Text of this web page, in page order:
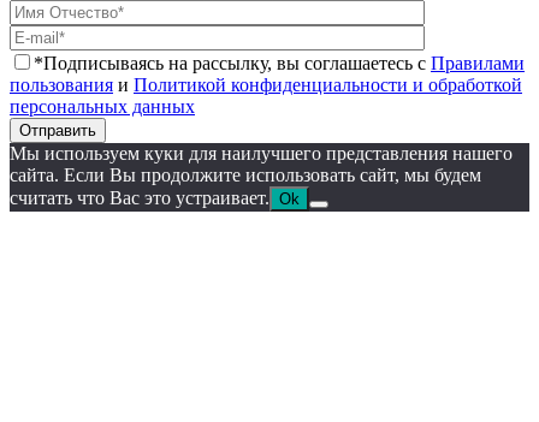
*Подписываясь на рассылку, вы соглашаетесь с Правилами
пользования и Политикой конфиденциальности и обработкой
персональных данных
Отправить
Мы используем куки для наилучшего представления нашего
сайта. Если Вы продолжите использовать сайт, мы будем
считать что Вас это устраивает. Ok